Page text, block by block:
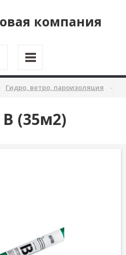
компания
Гидро, ветро, пароизоляция
(35м2)